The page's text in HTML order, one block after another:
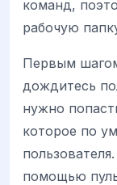
команд,
рабочую
Первым
дождитесь
нужно
которое по
помощью